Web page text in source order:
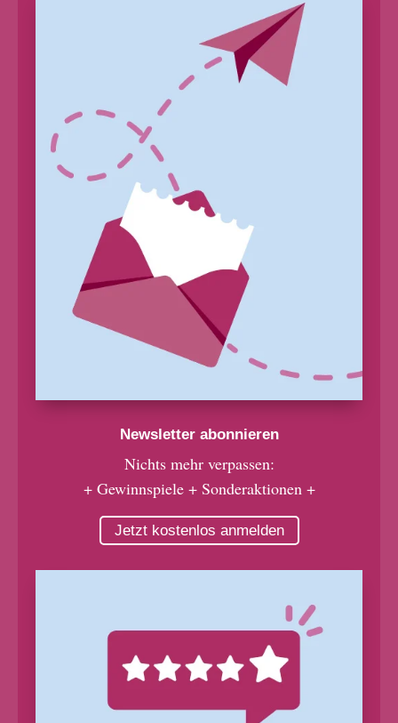
Newsletter abonnieren
Nichts mehr verpassen:
+ Gewinnspiele + Sonderaktionen +
Jetzt kostenlos anmelden